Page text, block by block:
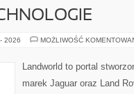
2026 MOŻLIWOŚĆ
Landworld to portal
marek Jaguar oraz Land